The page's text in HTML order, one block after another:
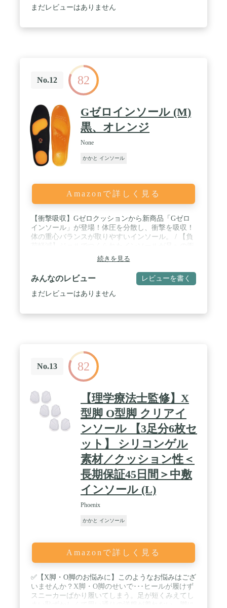
まだレビューはありません
No.12 82
Gゼロインソール (M)
黒、オレンジ
None
かかと インソール
Amazonで詳しく見る
【衝撃吸収】Gゼロクッションから新商品「Gゼロ
インソール」が登場！体圧を分散し、衝撃を吸収！
体の重心バランスが取りやすいインソール。 / 【負
撃を吸収して、１日中はいても疲れにくく、足にか
かる負荷を軽減します。立ち仕事や通勤・通学時な
ど、様々なシーンで活躍します。 / 【防臭防菌】菌
の繁殖と臭いを抑える抗菌防臭加工が、臭いの原因
となる菌の繁殖をおさえます。また、裏面に開いた
使って、ご自身の足のサイズに合わせてカットする
だけ。フリーカットタイプ。シューズのサイズより
1cm大きくカットしてシューズに挿入してくださ
続きを見る
みんなのレビュー レビューを書く
まだレビューはありません
No.13 82
【理学療法士監修】X
型脚 O型脚 クリアイ
ンソール 【3足分6枚セ
ット】 シリコンゲル
素材／クッション性＜
長期保証45日間＞中敷
インソール (L)
Phoenix
かかと インソール
Amazonで詳しく見る
✅【X脚・O脚のお悩みに】このようなお悩みはござ
いませんか？X脚・O脚のせいで･･･ヒールが履けず
スニーカーばかり履いてしまう。足が短くみえてし